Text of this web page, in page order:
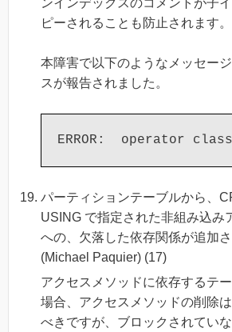
ピーされることも防止されます。
本障害で以下のようなメッセー
スが報告されました。
パーティションテーブルから、
USING で指定された非組み込み
への、欠落した依存関係が追加さ
(Michael Paquier) (17)
アクセスメソッドに依存するテ
場合、アクセスメソッドの削除
べきですが、ブロックされてい